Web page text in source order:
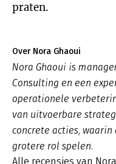
praten.
Over Nora Ghaoui
Nora Ghaoui is
Consulting en een
operationele
van uitvoerbare
concrete acties,
grotere rol spelen.
Alle recensies van